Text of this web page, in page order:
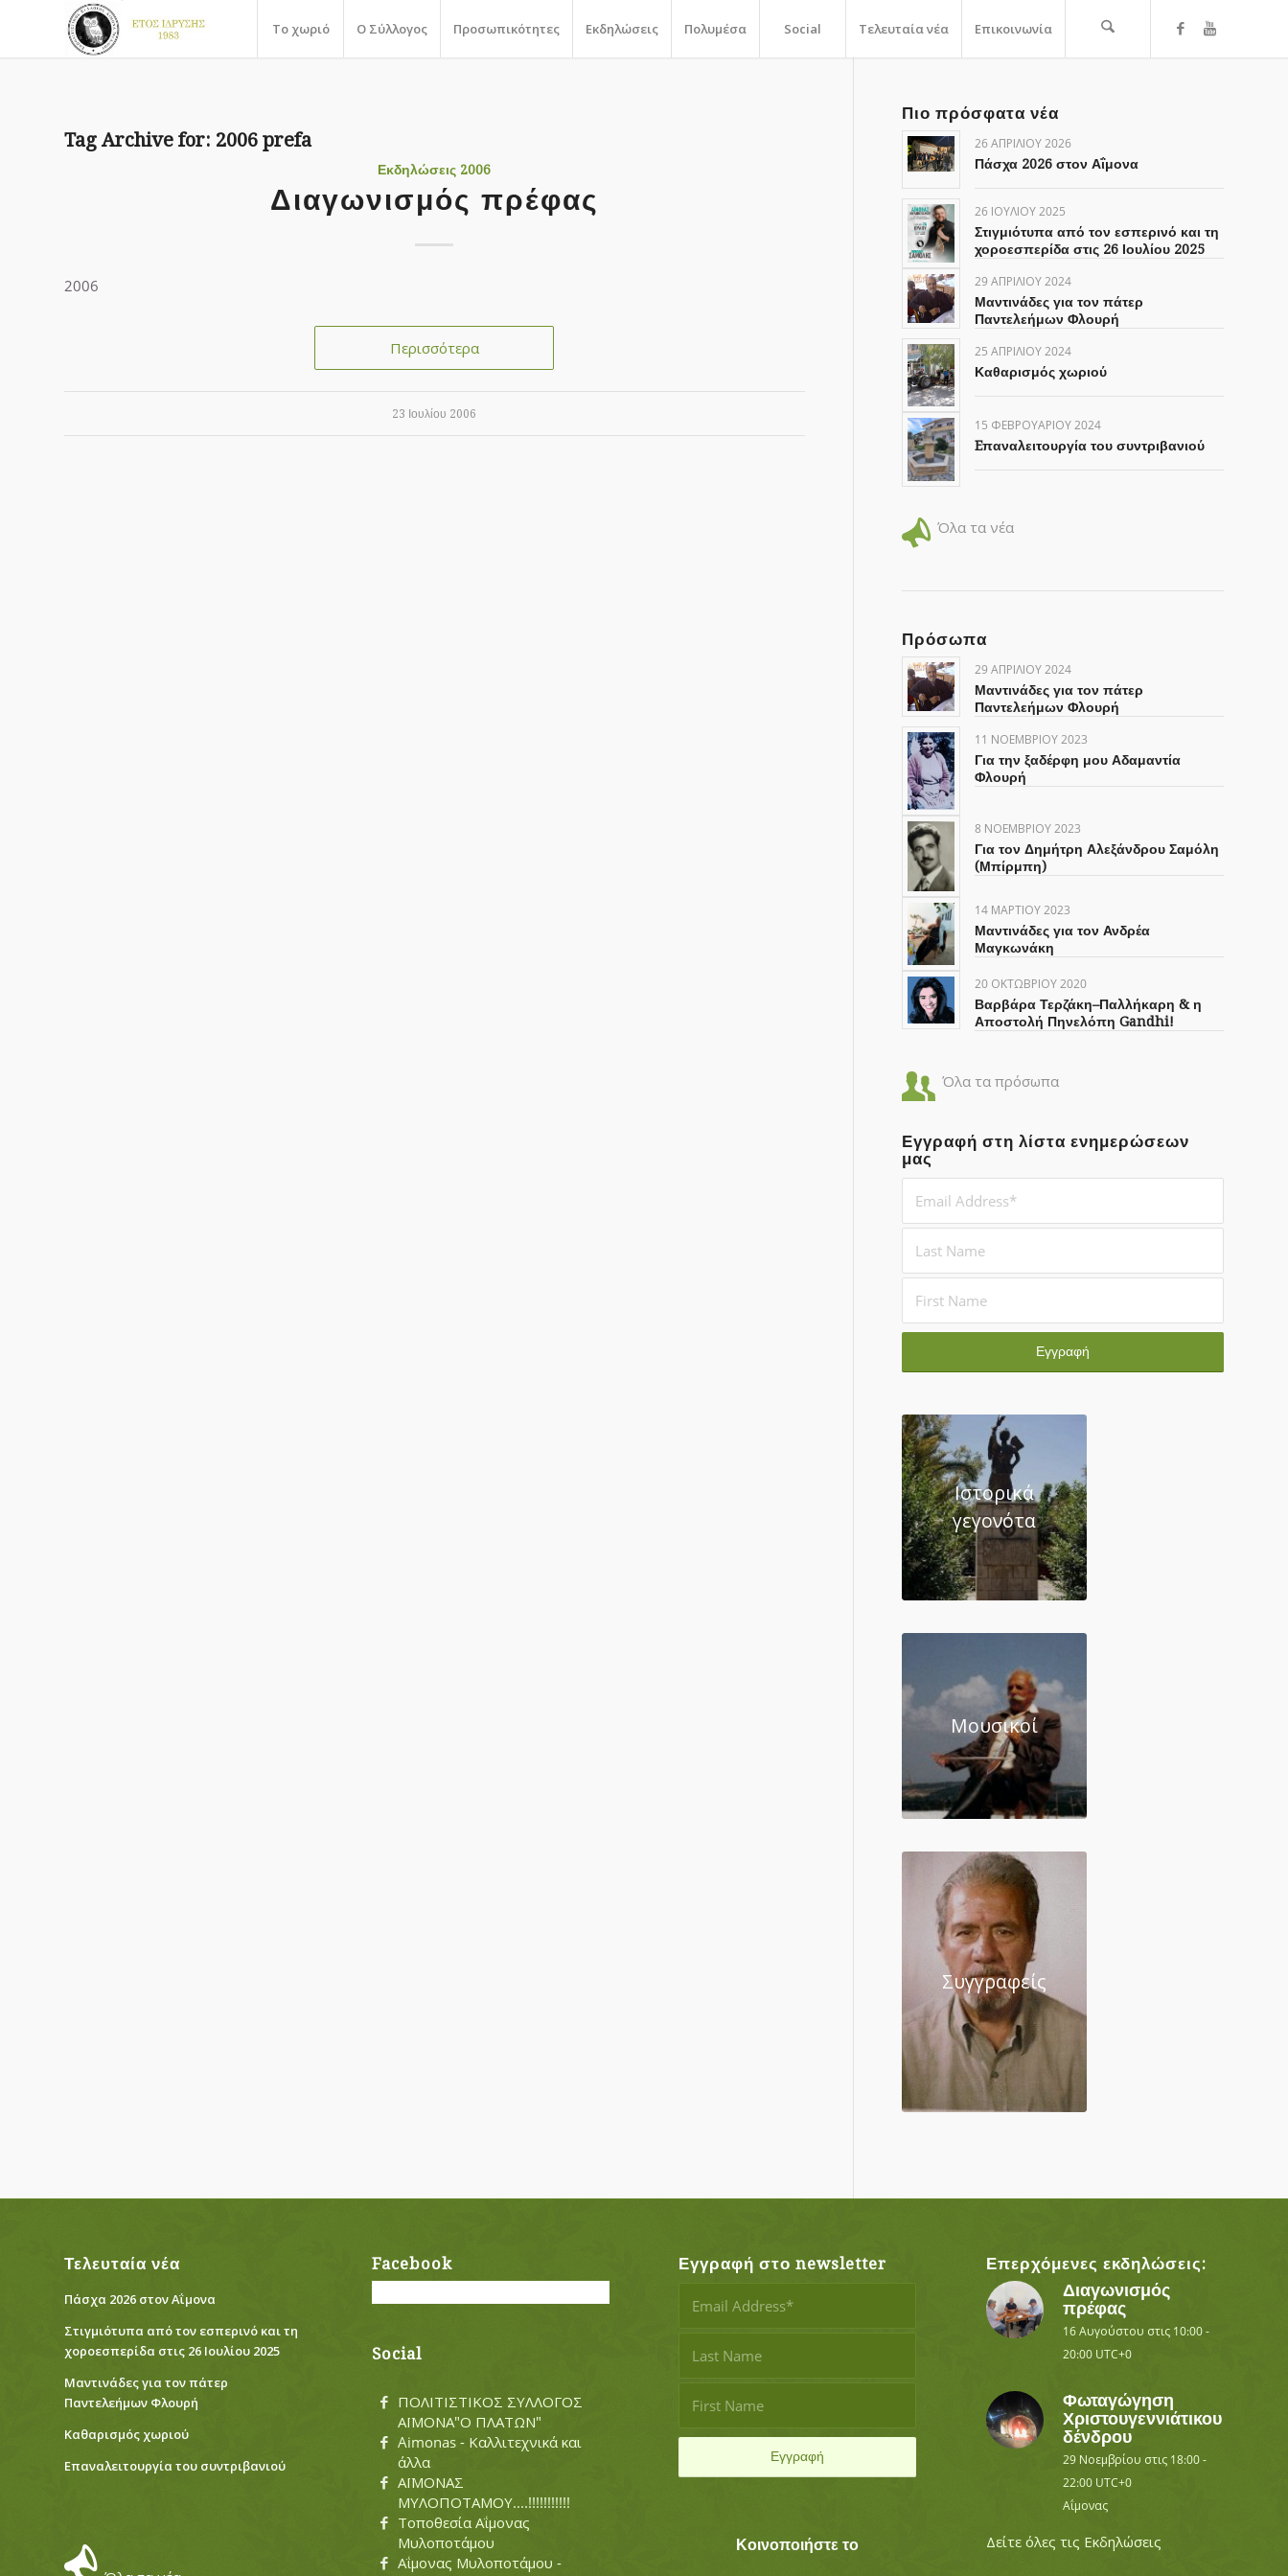
Το χωριό Ο Σύλλογος Προσωπικότητες Εκδηλώσεις Πολυμέσα Social Τελευταία νέα Επικοινωνία
Tag Archive for: 2006 prefa
Εκδηλώσεις 2006
Διαγωνισμός πρέφας
2006
Περισσότερα
23 Ιουλίου 2006
Πιο πρόσφατα νέα
26 ΑΠΡΙΛΊΟΥ 2026
Πάσχα 2026 στον Αΐμονα
26 ΙΟΥΛΊΟΥ 2025
Στιγμιότυπα από τον εσπερινό και τη
χοροεσπερίδα στις 26 Ιουλίου 2025
29 ΑΠΡΙΛΊΟΥ 2024
Μαντινάδες για τον πάτερ
Παντελεήμων Φλουρή
25 ΑΠΡΙΛΊΟΥ 2024
Καθαρισμός χωριού
15 ΦΕΒΡΟΥΑΡΊΟΥ 2024
Eπαναλειτουργία του συντριβανιού
Όλα τα νέα
Πρόσωπα
29 ΑΠΡΙΛΊΟΥ 2024
Μαντινάδες για τον πάτερ
Παντελεήμων Φλουρή
11 ΝΟΕΜΒΡΊΟΥ 2023
Για την ξαδέρφη μου Αδαμαντία
Φλουρή
8 ΝΟΕΜΒΡΊΟΥ 2023
Για τον Δημήτρη Αλεξάνδρου Σαμόλη
(Μπίρμπη)
14 ΜΑΡΤΊΟΥ 2023
Μαντινάδες για τον Ανδρέα
Μαγκωνάκη
20 ΟΚΤΩΒΡΊΟΥ 2020
Βαρβάρα Τερζάκη–Παλλήκαρη & η
Αποστολή Πηνελόπη Gandhi!
Όλα τα πρόσωπα
Εγγραφή στη λίστα ενημερώσεων
μας
Ιστορικά
γεγονότα
Μουσικοί
Συγγραφείς
Τελευταία νέα
Πάσχα 2026 στον Αΐμονα
Στιγμιότυπα από τον εσπερινό και τη
χοροεσπερίδα στις 26 Ιουλίου 2025
Μαντινάδες για τον πάτερ
Παντελεήμων Φλουρή
Καθαρισμός χωριού
Eπαναλειτουργία του συντριβανιού
Facebook
Social
ΠΟΛΙΤΙΣΤΙΚΟΣ ΣΥΛΛΟΓΟΣ
ΑΪΜΟΝΑ"Ο ΠΛΑΤΩΝ"
Aimonas - Καλλιτεχνικά και
άλλα
ΑΪΜΟΝΑΣ
ΜΥΛΟΠΟΤΑΜΟΥ....!!!!!!!!!!!
Τοποθεσία Αΐμονας
Μυλοποτάμου
Αΐμονας Μυλοποτάμου -
Εγγραφή στο newsletter
Κοινοποιήστε το
Επερχόμενες εκδηλώσεις:
Διαγωνισμός
πρέφας
16 Αυγούστου στις 10:00-
20:00 UTC+0
Φωταγώγηση
Χριστουγεννιάτικου
δένδρου
29 Νοεμβρίου στις 18:00-
22:00 UTC+0
Αΐμονας
Δείτε όλες τις Εκδηλώσεις